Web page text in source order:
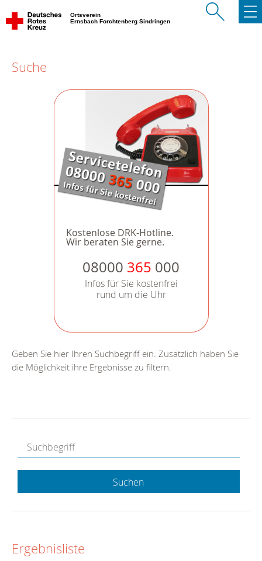
Ortsverein
Ernsbach Forchtenberg Sindringen
Suche
Kostenlose DRK-Hotline.
Wir beraten Sie gerne.
08000 365 000
Infos für Sie kostenfrei
rund um die Uhr
Geben Sie hier Ihren Suchbegriff ein. Zusätzlich haben Sie
die Möglichkeit ihre Ergebnisse zu filtern.
Suchen
Ergebnisliste